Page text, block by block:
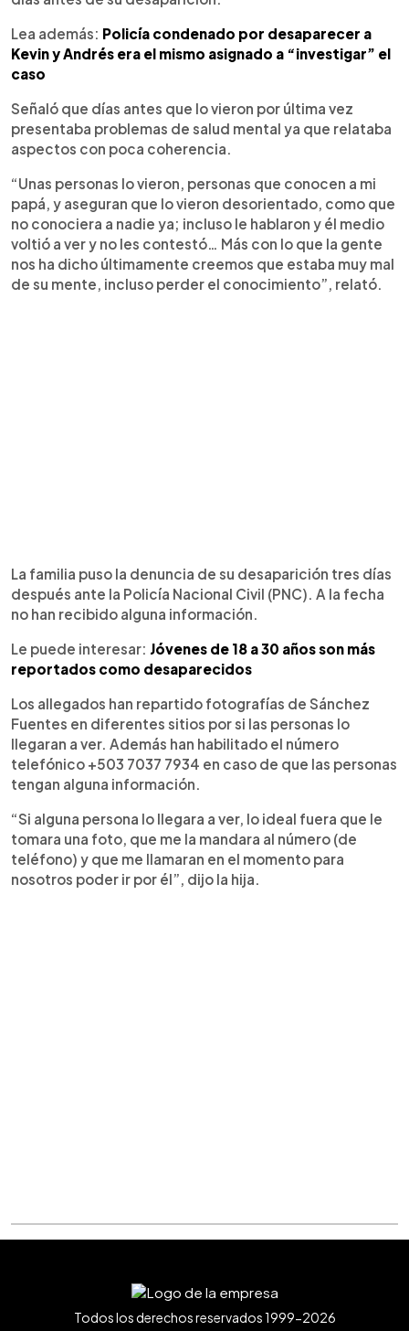
Lea además: Policía condenado por desaparecer a
Kevin y Andrés era el mismo asignado a “investigar” el
caso
Señaló que días antes que lo vieron por última vez
presentaba problemas de salud mental ya que relataba
aspectos con poca coherencia.
“Unas personas lo vieron, personas que conocen a mi
papá, y aseguran que lo vieron desorientado, como que
no conociera a nadie ya; incluso le hablaron y él medio
voltió a ver y no les contestó… Más con lo que la gente
nos ha dicho últimamente creemos que estaba muy mal
de su mente, incluso perder el conocimiento”, relató.
La familia puso la denuncia de su desaparición tres días
después ante la Policía Nacional Civil (PNC). A la fecha
no han recibido alguna información.
Le puede interesar: Jóvenes de 18 a 30 años son más
reportados como desaparecidos
Los allegados han repartido fotografías de Sánchez
Fuentes en diferentes sitios por si las personas lo
llegaran a ver. Además han habilitado el número
telefónico +503 7037 7934 en caso de que las personas
tengan alguna información.
“Si alguna persona lo llegara a ver, lo ideal fuera que le
tomara una foto, que me la mandara al número (de
teléfono) y que me llamaran en el momento para
nosotros poder ir por él”, dijo la hija.
Todos los derechos reservados 1999-2026